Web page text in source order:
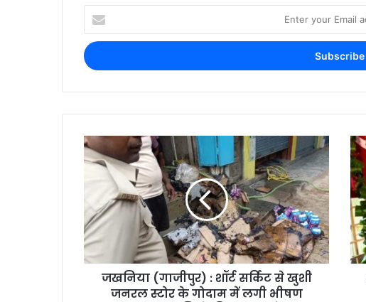
जखनिया (गाजीपुर) : शॉर्ट सर्किट से खुशी
जनरल स्टोर के गोदाम में लगी भीषण